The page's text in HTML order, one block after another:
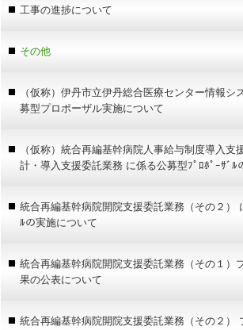
工事の進捗について
その他
（仮称）伊丹市立伊丹総合医療センター情報シ
募型プロポーザル実施について
（仮称）統合再編基幹病院人事給与制度導入支
計・導入支援委託業務 に係る公募型ﾌﾟﾛﾎﾟｰｻﾞﾙ
統合再編基幹病院開院支援委託業務（その２）
ﾙの実施について
統合再編基幹病院開院支援委託業務（その１）
果の公表について
統合再編基幹病院開院支援委託業務（その２）